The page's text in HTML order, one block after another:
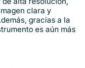
clara y
gracias a la
es aún más